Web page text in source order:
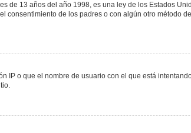
de 13 años del año 1998, es una ley de los Estados
consentimiento de los padres o con algún otro método
IP o que el nombre de usuario con el que está